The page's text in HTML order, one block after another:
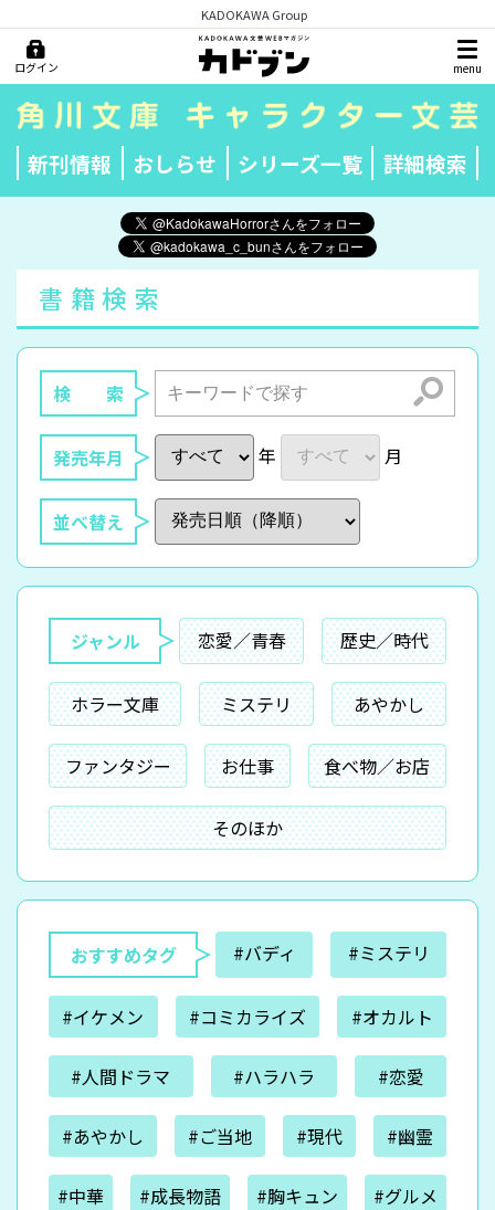
KADOKAWA Group
ログイン menu
新刊情報 おしらせ シリーズ一覧 詳細検索
書籍検索
検 索 検索
発売年月 年 月
並べ替え
ジャンル 恋愛／青春 歴史／時代
ホラー文庫 ミステリ あやかし
ファンタジー お仕事 食べ物／お店
そのほか
おすすめタグ #バディ #ミステリ
#イケメン #コミカライズ #オカルト
#人間ドラマ #ハラハラ #恋愛
#あやかし #ご当地 #現代 #幽霊
#中華 #成長物語 #胸キュン #グルメ